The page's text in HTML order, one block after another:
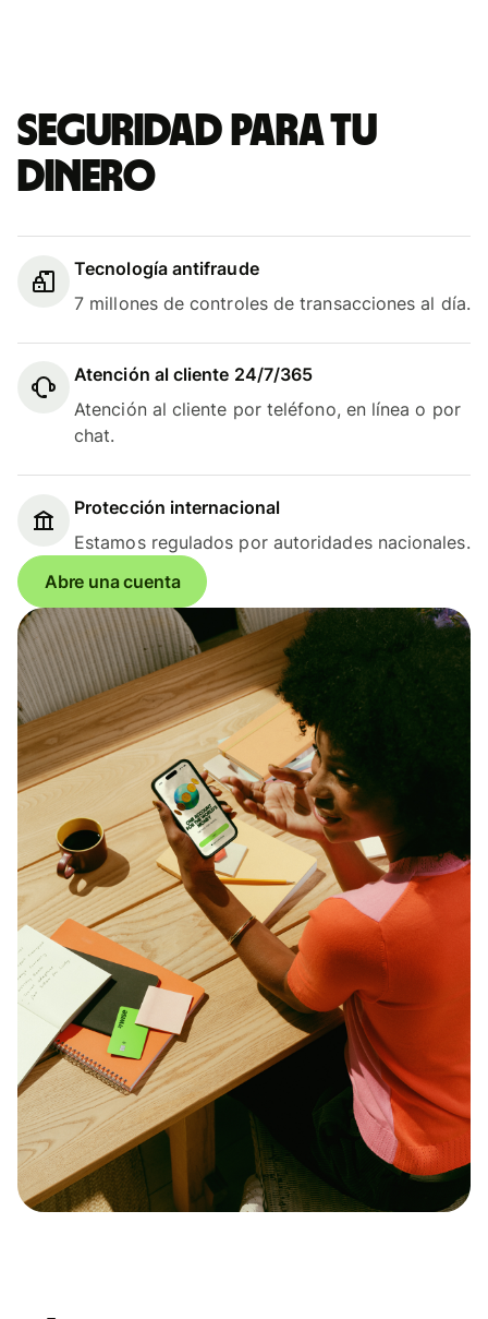
Seguridad para tu
dinero
Tecnología antifraude
7 millones de controles de transacciones al día.
Atención al cliente 24/7/365
Atención al cliente por teléfono, en línea o por
chat.
Protección internacional
Estamos regulados por autoridades nacionales.
Abre una cuenta